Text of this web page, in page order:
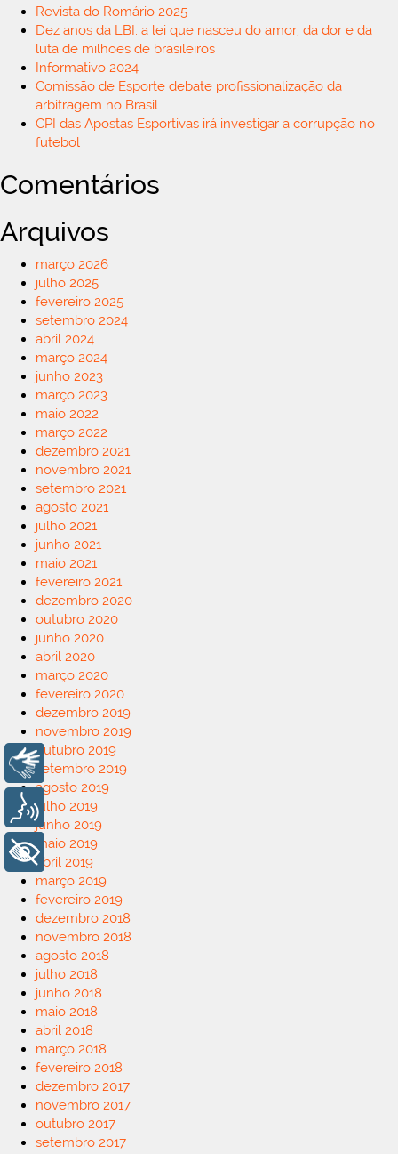
Revista do Romário 2025
Dez anos da LBI: a lei que nasceu do amor, da dor e da
luta de milhões de brasileiros
Informativo 2024
Comissão de Esporte debate profissionalização da
arbitragem no Brasil
CPI das Apostas Esportivas irá investigar a corrupção no
futebol
Comentários
Arquivos
março 2026
julho 2025
fevereiro 2025
setembro 2024
abril 2024
março 2024
junho 2023
março 2023
maio 2022
março 2022
dezembro 2021
novembro 2021
setembro 2021
agosto 2021
julho 2021
junho 2021
maio 2021
fevereiro 2021
dezembro 2020
outubro 2020
junho 2020
abril 2020
março 2020
fevereiro 2020
dezembro 2019
novembro 2019
outubro 2019
setembro 2019
agosto 2019
julho 2019
junho 2019
maio 2019
abril 2019
março 2019
fevereiro 2019
dezembro 2018
novembro 2018
agosto 2018
julho 2018
junho 2018
maio 2018
abril 2018
março 2018
fevereiro 2018
dezembro 2017
novembro 2017
outubro 2017
setembro 2017
Libras
Voz
+ Acessibilidade